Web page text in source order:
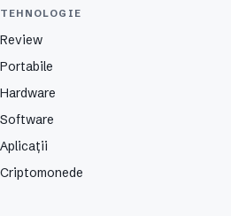
TEHNOLOGIE
Review
Portabile
Hardware
Software
Aplicații
Criptomonede